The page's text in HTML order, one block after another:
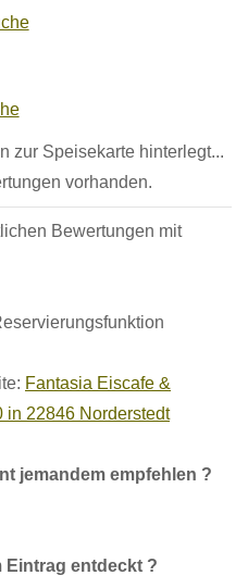
zur Speisekarte hinterlegt...
vorhanden.
Bewertungen mit
Fantasia Eiscafe &
in 22846 Norderstedt
jemandem empfehlen ?
Eintrag entdeckt ?